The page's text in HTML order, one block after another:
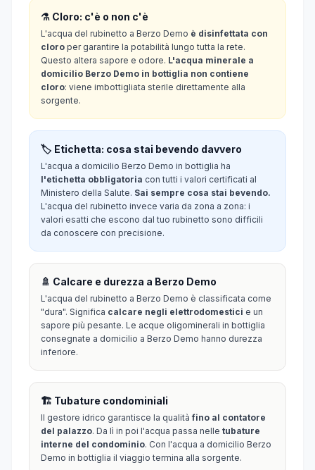
⚗️ Cloro: c'è o non c'è
L'acqua del rubinetto a Berzo Demo è disinfettata con
cloro per garantire la potabilità lungo tutta la rete.
Questo altera sapore e odore. L'acqua minerale a
domicilio Berzo Demo in bottiglia non contiene
cloro: viene imbottigliata sterile direttamente alla
sorgente.
🏷️ Etichetta: cosa stai bevendo davvero
L'acqua a domicilio Berzo Demo in bottiglia ha
l'etichetta obbligatoria con tutti i valori certificati al
Ministero della Salute. Sai sempre cosa stai bevendo.
L'acqua del rubinetto invece varia da zona a zona: i
valori esatti che escono dal tuo rubinetto sono difficili
da conoscere con precisione.
🚿 Calcare e durezza a Berzo Demo
L'acqua del rubinetto a Berzo Demo è classificata come
"dura". Significa calcare negli elettrodomestici e un
sapore più pesante. Le acque oligominerali in bottiglia
consegnate a domicilio a Berzo Demo hanno durezza
inferiore.
🏗️ Tubature condominiali
Il gestore idrico garantisce la qualitàfino al contatore
del palazzo. Da lì in poi l'acqua passa nelle tubature
interne del condominio. Con l'acqua a domicilio Berzo
Demo in bottiglia il viaggio termina alla sorgente.